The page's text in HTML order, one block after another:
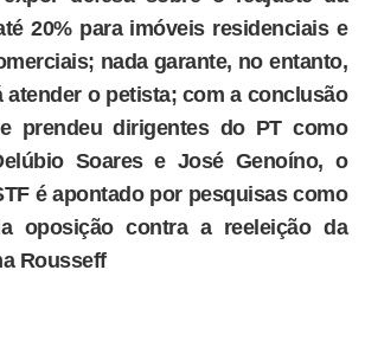
20% para imóveis residenciais e
nada garante, no entanto,
atender o petista; com a conclusão
prendeu dirigentes do PT como
Soares e José Genoíno, o
é apontado por pesquisas como
oposição contra a reeleição da
Rousseff